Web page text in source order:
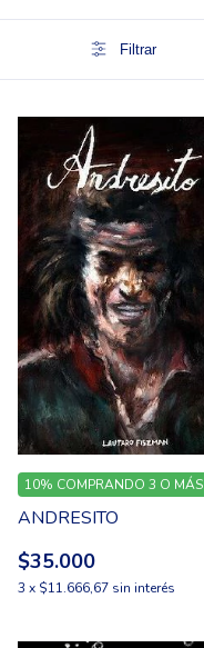
Filtrar
ANDRESITO
$35.000
3 x $11.666,67 sin interés
10% COMPRANDO 3 O MÁS